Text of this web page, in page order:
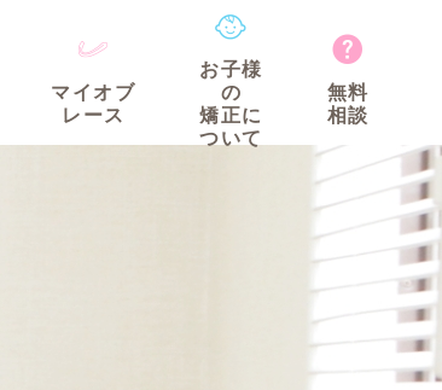
マイオブ
レース
お子様
の
矯正に
ついて
無料
相談